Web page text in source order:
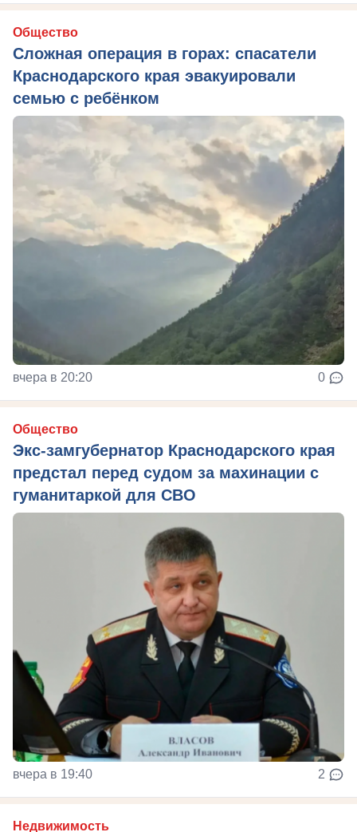
Общество
Сложная операция в горах: спасатели
Краснодарского края эвакуировали
семью с ребёнком
вчера в 20:20 0
Общество
Экс-замгубернатор Краснодарского края
предстал перед судом за махинации с
гуманитаркой для СВО
вчера в 19:40 2
Недвижимость